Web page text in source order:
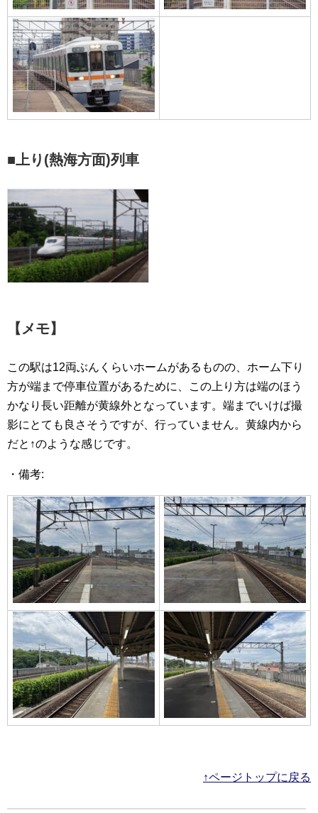
■上り(熱海方面)列車
【メモ】
この駅は12両ぶんくらいホームがあるものの、ホーム下り
方が端まで停車位置があるために、この上り方は端のほう
かなり長い距離が黄線外となっています。端までいけば撮
影にとても良さそうですが、行っていません。黄線内から
だと↑のような感じです。
・備考:
↑ページトップに戻る